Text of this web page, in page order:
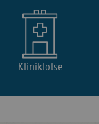
Kliniklotse